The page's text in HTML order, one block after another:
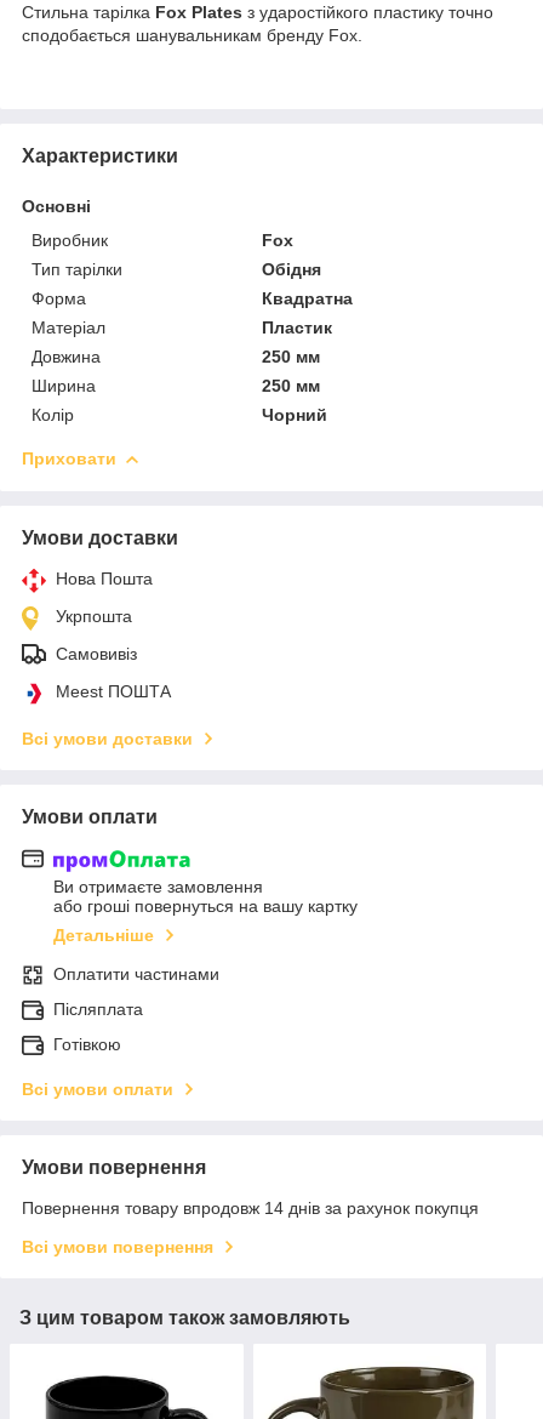
Стильна тарілка Fox Plates з ударостійкого пластику точно
сподобається шанувальникам бренду Fox.
Характеристики
Основні
Виробник
Fox
Тип тарілки
Обідня
Форма
Квадратна
Матеріал
Пластик
Довжина
250 мм
Ширина
250 мм
Колір
Чорний
Приховати
Умови доставки
Нова Пошта
Укрпошта
Самовивіз
Meest ПОШТА
Всі умови доставки
Умови оплати
Ви отримаєте замовлення
або гроші повернуться на вашу картку
Детальніше
Оплатити частинами
Післяплата
Готівкою
Всі умови оплати
Умови повернення
Повернення товару впродовж 14 днів за рахунок покупця
Всі умови повернення
З цим товаром також замовляють